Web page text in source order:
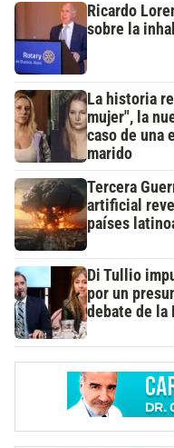
Ricardo
sobre la
La historia
mujer", la
caso de una
marido
Tercera
artificial
países
Di Tullio
por un
debate de la